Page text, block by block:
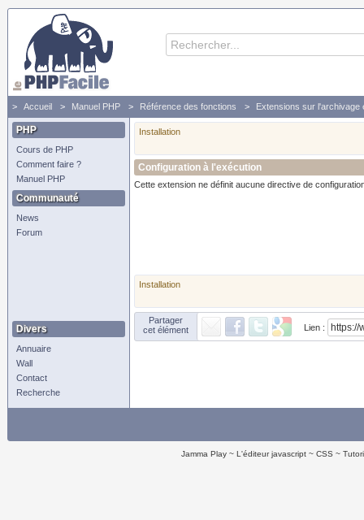
Accueil Manuel PHP Référence des fonctions Extensions sur l'archivage
PHP
Cours de PHP
Comment faire ?
Manuel PHP
Communauté
News
Forum
Divers
Annuaire
Wall
Contact
Recherche
Installation
Configuration à l'exécution
Cette extension ne définit aucune directive de
Installation
Partager
cet élément
Lien :
Jamma Play L'éditeur javascript CSS